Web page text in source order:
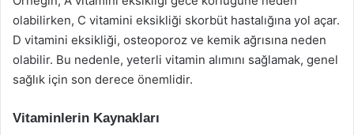
olabilirken, C vitamini eksikliği skorbüt hastalığına yol açar.
D vitamini eksikliği, osteoporoz ve kemik ağrısına neden
olabilir. Bu nedenle, yeterli vitamin alımını sağlamak, genel
sağlık için son derece önemlidir.
Vitaminlerin Kaynakları